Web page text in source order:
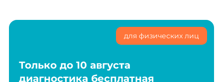
Только до 10 августа
диагностика бесплатная
для физических лиц